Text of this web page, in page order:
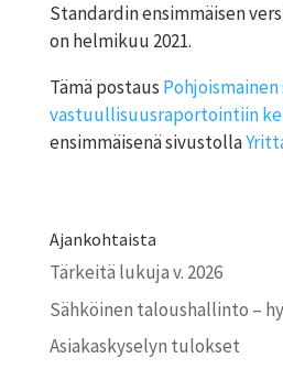
Standardin ensimmäisen
on helmikuu 2021.
Tämä postaus
vastuullisuusraportointiin
ensimmäisenä sivustolla
Ajankohtaista
Tärkeitä lukuja v. 2026
Sähköinen taloushallinto –
Asiakaskyselyn tulokset